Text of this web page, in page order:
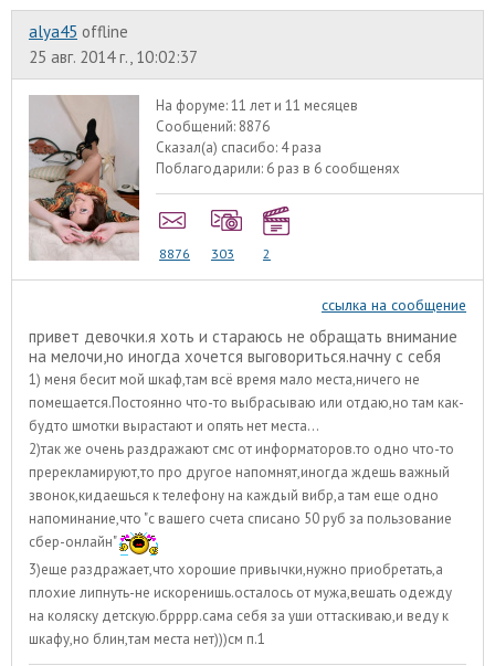
alyа45 offline
25 авг. 2014 г., 10:02:37
На форуме:11 лет и 11 месяцев
Сообщений: 8876
Сказал(а) спасибо: 4 раза
Поблагодарили: 6 раз в 6 сообщенях
8876 303 2
ссылка на сообщение
привет девочки.я хоть и стараюсь не обращать внимание
на мелочи,но иногда хочется выговориться.начну с себя
1) меня бесит мой шкаф,там всё время мало места,ничего не
помещается.Постоянно что-то выбрасываю или отдаю,но там как-
будто шмотки вырастают и опять нет места...
2)так же очень раздражают смс от информаторов.то одно что-то
пререкламируют,то про другое напомнят,иногда ждешь важный
звонок,кидаешься к телефону на каждый вибр,а там еще одно
напоминание,что "с вашего счета списано 50 руб за пользование
сбер-онлайн"
3)еще раздражает,что хорошие привычки,нужно приобретать,а
плохие липнуть-не искоренишь.осталось от мужа,вешать одежду
на коляску детскую.брррр.сама себя за уши оттаскиваю,и веду к
шкафу,но блин,там места нет)))см п.1